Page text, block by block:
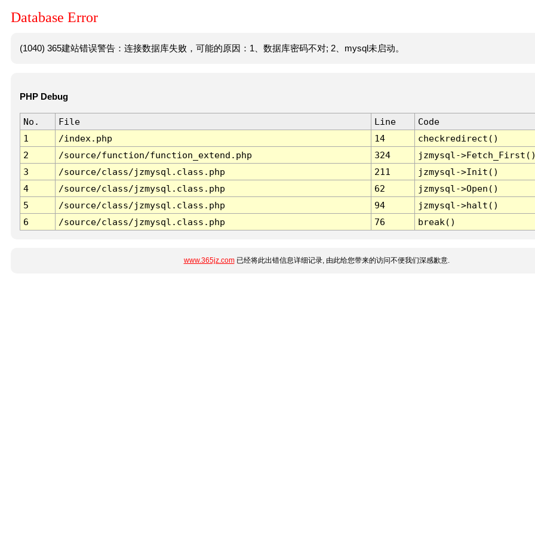
Database Error
(1040) 365建站错误警告：连接数据库失败，可能的原因：1、数据库密码不对; 2、mysql未启动。
PHP Debug
No. File Line
Code
1
/index.php 14
checkredirect()
2
/source/function/function_extend.php 324
jzmysql-
3
/source/class/jzmysql.class.php 211
jzmysql->Init()
4
/source/class/jzmysql.class.php 62
jzmysql->Open()
5
/source/class/jzmysql.class.php 94
jzmysql->halt()
6
/source/class/jzmysql.class.php 76 break()
www.365jz.com已经将此出错信息详细记录, 由此给您带来的访问不便我们深感歉意.